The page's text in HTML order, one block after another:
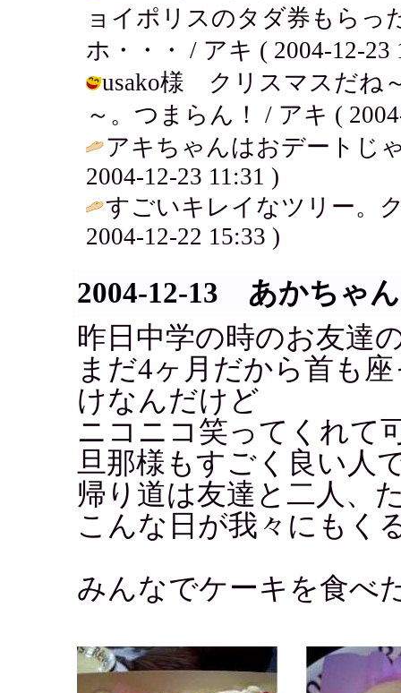
ョイポリスのタダ券もらっ
ホ・・・ / アキ ( 2004-12-23
usako様 クリスマスだね
～。つまらん！ / アキ (
アキちゃんはおデートじ
2004-12-23 11:31 )
すごいキレイなツリー。
2004-12-22 15:33 )
2004-12-13 あかちゃん
昨日中学の時のお友達
まだ4ヶ月だから首も
けなんだけど
ニコニコ笑ってくれて
旦那様もすごく良い人
帰り道は友達と二人、
こんな日が我々にもく
みんなでケーキを食べ